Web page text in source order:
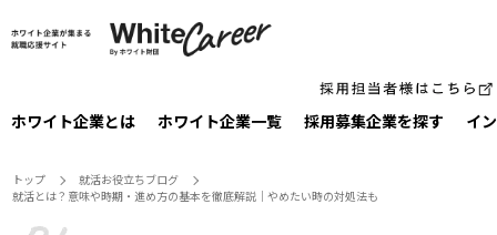
ホワイト企業とは ホワイト企業一覧 採⽤募集企業を探す イ
トップ
就活お役⽴ちブログ
就活とは？意味や時期・進め方の基本を徹底解説｜やめたい時の対処法も